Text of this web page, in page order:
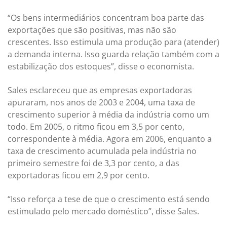
“Os bens intermediários concentram boa parte das
exportações que são positivas, mas não são
crescentes. Isso estimula uma produção para (atender)
a demanda interna. Isso guarda relação também com a
estabilização dos estoques”, disse o economista.
Sales esclareceu que as empresas exportadoras
apuraram, nos anos de 2003 e 2004, uma taxa de
crescimento superior à média da indústria como um
todo. Em 2005, o ritmo ficou em 3,5 por cento,
correspondente à média. Agora em 2006, enquanto a
taxa de crescimento acumulada pela indústria no
primeiro semestre foi de 3,3 por cento, a das
exportadoras ficou em 2,9 por cento.
“Isso reforça a tese de que o crescimento está sendo
estimulado pelo mercado doméstico”, disse Sales.